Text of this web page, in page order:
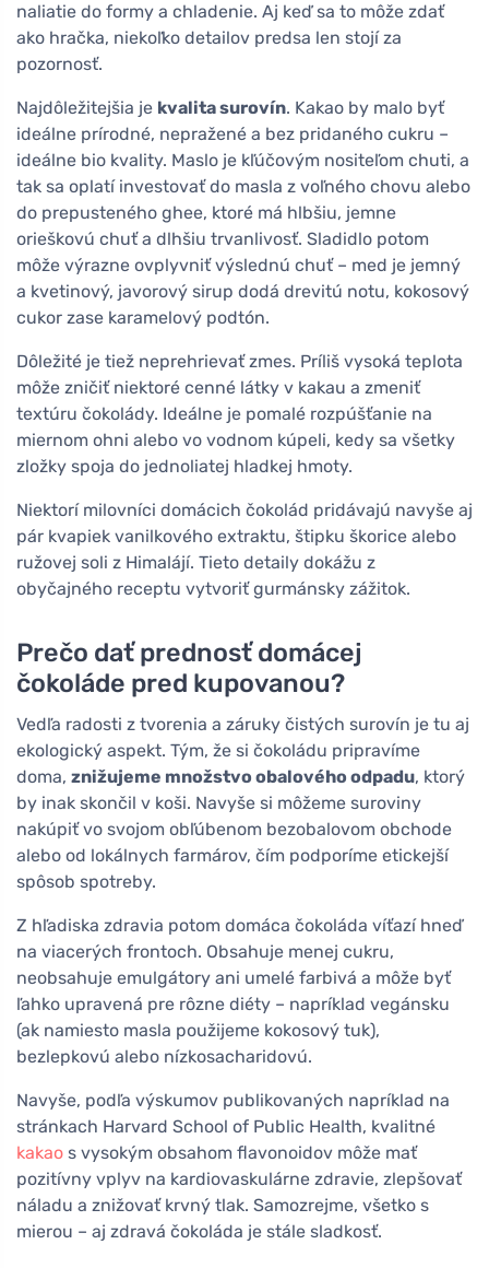
naliatie do formy a chladenie. Aj keď sa to môže zdať
ako hračka, niekoľko detailov predsa len stojí za
pozornosť.
Najdôležitejšia je kvalita surovín. Kakao by malo byť
ideálne prírodné, nepražené a bez pridaného cukru –
ideálne bio kvality. Maslo je kľúčovým nositeľom chuti, a
tak sa oplatí investovať do masla z voľného chovu alebo
do prepusteného ghee, ktoré má hlbšiu, jemne
orieškovú chuť a dlhšiu trvanlivosť. Sladidlo potom
môže výrazne ovplyvniť výslednú chuť – med je jemný
a kvetinový, javorový sirup dodá drevitú notu, kokosový
cukor zase karamelový podtón.
Dôležité je tiež neprehrievať zmes. Príliš vysoká teplota
môže zničiť niektoré cenné látky v kakau a zmeniť
textúru čokolády. Ideálne je pomalé rozpúšťanie na
miernom ohni alebo vo vodnom kúpeli, kedy sa všetky
zložky spoja do jednoliatej hladkej hmoty.
Niektorí milovníci domácich čokolád pridávajú navyše aj
pár kvapiek vanilkového extraktu, štipku škorice alebo
ružovej soli z Himalájí. Tieto detaily dokážu z
obyčajného receptu vytvoriť gurmánsky zážitok.
Prečo dať prednosť domácej
čokoláde pred kupovanou?
Vedľa radosti z tvorenia a záruky čistých surovín je tu aj
ekologický aspekt. Tým, že si čokoládu pripravíme
doma, znižujeme množstvo obalového odpadu, ktorý
by inak skončil v koši. Navyše si môžeme suroviny
nakúpiť vo svojom obľúbenom bezobalovom obchode
alebo od lokálnych farmárov, čím podporíme etickejší
spôsob spotreby.
Z hľadiska zdravia potom domáca čokoláda víťazí hneď
na viacerých frontoch. Obsahuje menej cukru,
neobsahuje emulgátory ani umelé farbivá a môže byť
ľahko upravená pre rôzne diéty – napríklad vegánsku
(ak namiesto masla použijeme kokosový tuk),
bezlepkovú alebo nízkosacharidovú.
Navyše, podľa výskumov publikovaných napríklad na
stránkach Harvard School of Public Health, kvalitné
kakao s vysokým obsahom flavonoidov môže mať
pozitívny vplyv na kardiovaskulárne zdravie, zlepšovať
náladu a znižovať krvný tlak. Samozrejme, všetko s
mierou – aj zdravá čokoláda je stále sladkosť.